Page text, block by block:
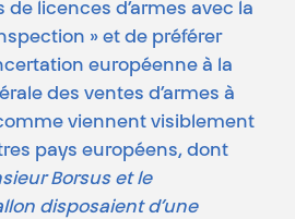
licences d’armes avec la
» et de préférer
européenne à la
des ventes d’armes à
viennent visiblement
pays européens, dont
Borsus et le
disposaient d’une